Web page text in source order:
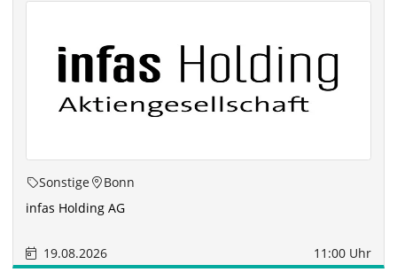
Sonstige
Bonn
infas Holding AG
19.08.2026 11:00 Uhr